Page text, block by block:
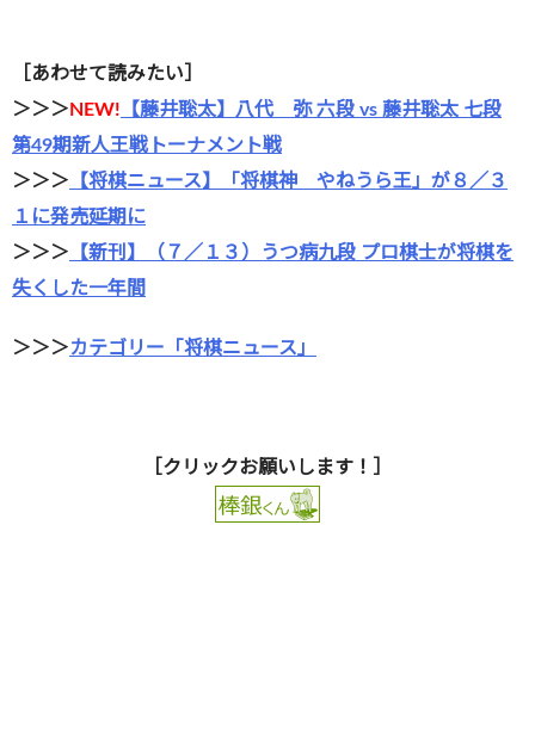
［あわせて読みたい］
＞＞＞NEW! 【藤井聡太】八代 弥 六段 vs 藤井聡太 七段
第49期新人王戦トーナメント戦
＞＞＞ 【将棋ニュース】「将棋神 やねうら王」が８／３
１に発売延期に
＞＞＞ 【新刊】（７／１３）うつ病九段 プロ棋士が将棋を
失くした一年間
＞＞＞カテゴリー「将棋ニュース」
［クリックお願いします！］